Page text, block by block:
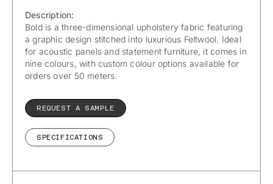
Description:
Bold is a three-dimensional upholstery fabric featuring
a graphic design stitched into luxurious Feltwool. Ideal
for acoustic panels and statement furniture, it comes in
nine colours, with custom colour options available for
orders over 50 meters.
REQUEST A SAMPLE
SPECIFICATIONS